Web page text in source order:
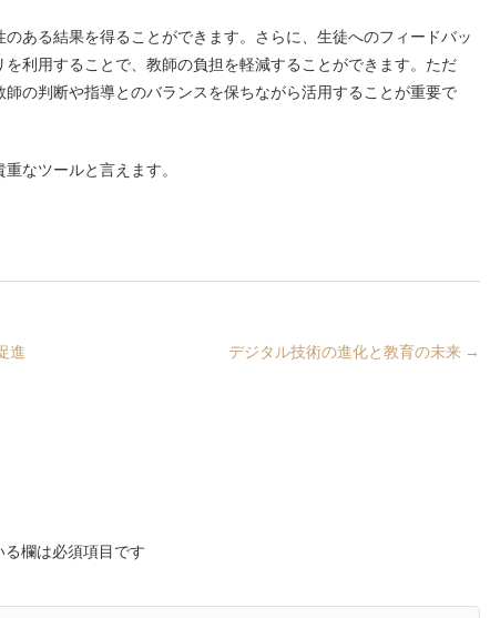
ある結果を得ることができます。さらに、生徒へのフィードバッ
利用することで、教師の負担を軽減することができます。ただ
の判断や指導とのバランスを保ちながら活用することが重要で
なツールと言えます。
進 デジタル技術の進化と教育の未来 →
る欄は必須項目です